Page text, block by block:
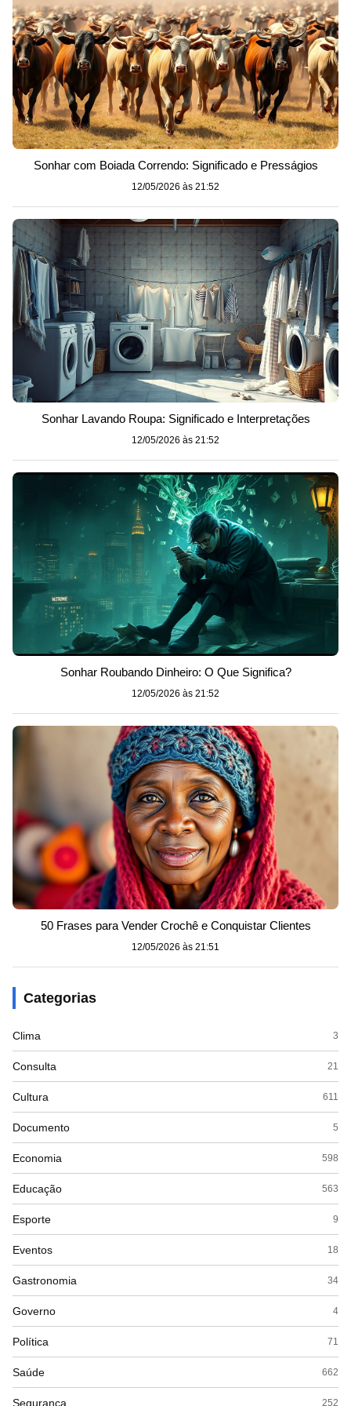
Sonhar com Boiada Correndo: Significado e Presságios
12/05/2026 às 21:52
Sonhar Lavando Roupa: Significado e Interpretações
12/05/2026 às 21:52
Sonhar Roubando Dinheiro: O Que Significa?
12/05/2026 às 21:52
50 Frases para Vender Crochê e Conquistar Clientes
12/05/2026 às 21:51
Categorias
Clima 3
Consulta 21
Cultura 611
Documento 5
Economia 598
Educação 563
Esporte 9
Eventos 18
Gastronomia 34
Governo 4
Política 71
Saúde 662
Segurança 252